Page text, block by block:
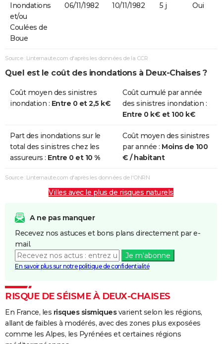
Inondations
et/ou
Coulées de
Boue
06/11/1982 10/11/1982 5 j Oui
Source : Linternaute.com d'après les données de la CCR
Quel est le coût des inondations à Deux-Chaises ?
Coût moyen des sinistres
inondation : Entre 0 et 2,5 k€
Coût cumulé par année
des sinistres inondation :
Entre 0 k€ et 100 k€
Part des inondations sur le
total des sinistres chez les
assureurs : Entre 0 et 10 %
Coût moyen des sinistres
par année : Moins de 100
€ / habitant
Source : Linternaute.com d'après les données de l'ONRN
Villes avec le plus de risques naturels
A ne pas manquer
Recevez nos astuces et bons plans directement par e-
mail.
Je m'abonne
En savoir plus sur notre politique de confidentialité
RISQUE DE SÉISME À DEUX-CHAISES
En France, les risques sismiquesvarient selon les régions,
allant de faibles à modérés, avec des zones plus exposées
comme les Alpes, les Pyrénées et certaines régions